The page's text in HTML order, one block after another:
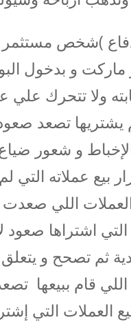
)شخص
ماركت و بدخول
ولا تتحرك
تصعد
و شعور
بيع عملاته التي
اللي صعدت
اشتراها صعود
ثم تصحح و
قام ببيعها
العملات التي